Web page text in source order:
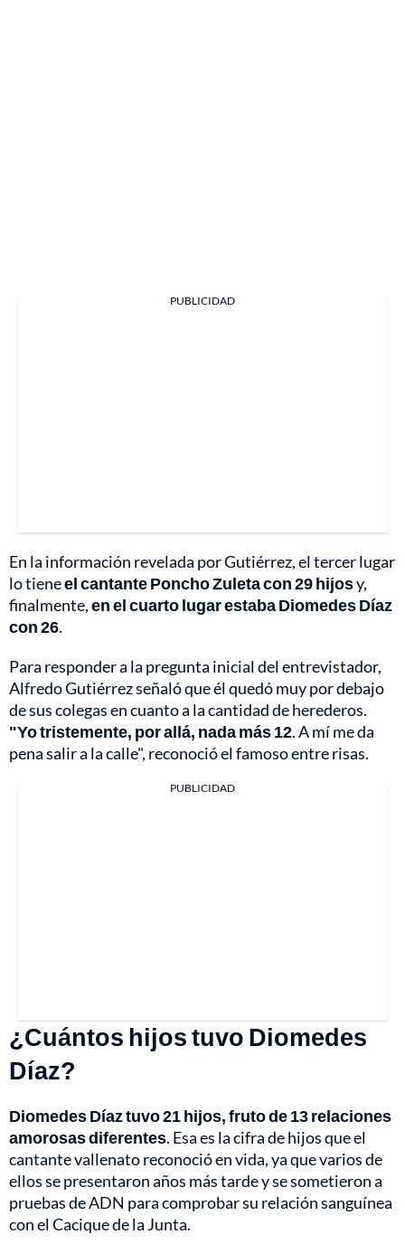
PUBLICIDAD
En la información revelada por Gutiérrez, el tercer lugar
lo tieneel cantante Poncho Zuleta con 29 hijosy,
finalmente,en el cuarto lugar estaba Diomedes Díaz
con 26.
Para responder a la pregunta inicial del entrevistador,
Alfredo Gutiérrez señaló que él quedó muy por debajo
de sus colegas en cuanto a la cantidad de herederos.
"Yo tristemente, por allá, nada más 12. A mí me da
pena salir a la calle", reconoció el famoso entre risas.
PUBLICIDAD
¿Cuántos hijos tuvo Diomedes
Díaz?
Diomedes Díaz tuvo 21 hijos, fruto de 13 relaciones
amorosas diferentes. Esa es la cifra de hijos que el
cantante vallenato reconoció en vida, ya que varios de
ellos se presentaron años más tarde y se sometieron a
pruebas de ADN para comprobar su relación sanguínea
con el Cacique de la Junta.